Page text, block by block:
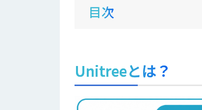
目次
Unitreeとは？